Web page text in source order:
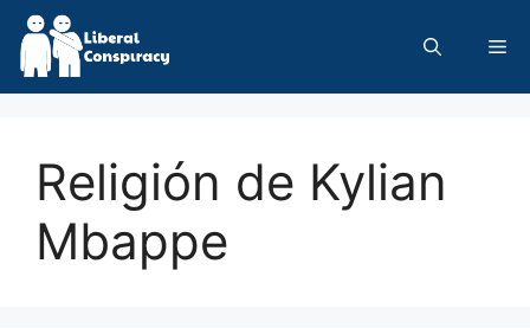
Skip
content
Religión de Kylian
Mbappe